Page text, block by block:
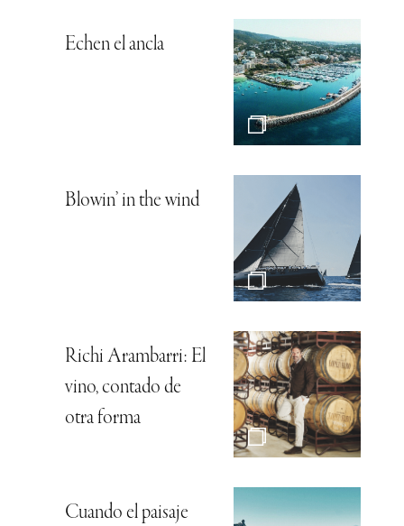
Echen el ancla
Blowin’ in the wind
Richi Arambarri: El
vino, contado de
otra forma
Cuando el paisaje